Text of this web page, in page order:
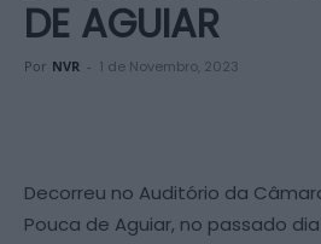
DE AGUIAR
Por NVR - 1 de Novembro, 2023
Decorreu no Auditório da
Pouca de Aguiar, no passado